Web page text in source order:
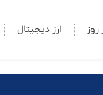
روز ارز دیجیتال